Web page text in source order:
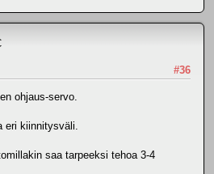
#36
ohjaus-servo.
eri kiinnitysväli.
saa tarpeeksi tehoa 3-4